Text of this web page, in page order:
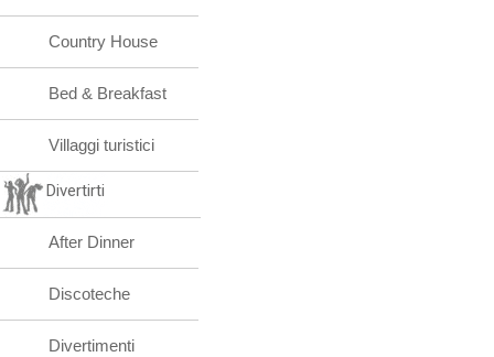
Country House
Bed & Breakfast
Villaggi turistici
Divertirti
After Dinner
Discoteche
Divertimenti